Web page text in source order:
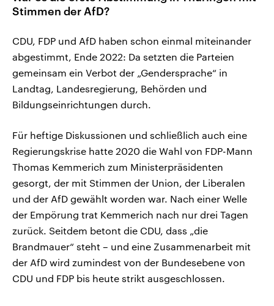
Stimmen der AfD?
CDU, FDP und AfD haben schon einmal miteinander
abgestimmt, Ende 2022: Da setzten die Parteien
gemeinsam ein Verbot der „Gendersprache“ in
Landtag, Landesregierung, Behörden und
Bildungseinrichtungen durch.
Für heftige Diskussionen und schließlich auch eine
Regierungskrise hatte 2020 die Wahl von FDP-Mann
Thomas Kemmerich zum Ministerpräsidenten
gesorgt, der mit Stimmen der Union, der Liberalen
und der AfD gewählt worden war. Nach einer Welle
der Empörung trat Kemmerich nach nur drei Tagen
zurück. Seitdem betont die CDU, dass „die
Brandmauer“ steht – und eine Zusammenarbeit mit
der AfD wird zumindest von der Bundesebene von
CDU und FDP bis heute strikt ausgeschlossen.